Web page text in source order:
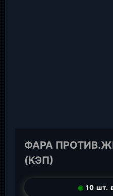
ФАРА
(КЭП)
◉ 10 шт.